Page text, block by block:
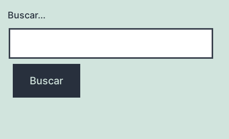
Buscar...